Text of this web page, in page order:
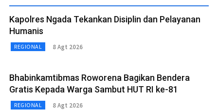
Kapolres Ngada Tekankan Disiplin dan Pelayanan
Humanis
REGIONAL 8 Agt 2026
Bhabinkamtibmas Roworena Bagikan Bendera
Gratis Kepada Warga Sambut HUT RI ke-81
REGIONAL 8 Agt 2026